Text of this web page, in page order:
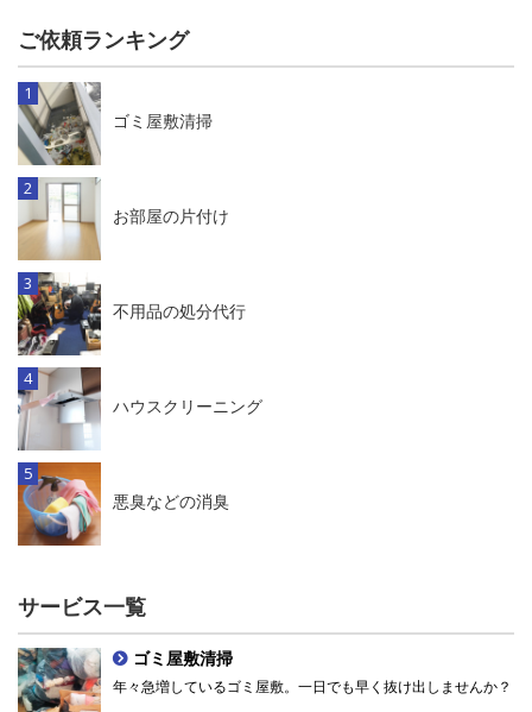
ご依頼ランキング
ゴミ屋敷清掃
お部屋の片付け
不用品の処分代行
ハウスクリーニング
悪臭などの消臭
サービス一覧
ゴミ屋敷清掃
年々急増しているゴミ屋敷。一日でも早く抜け出しませんか？